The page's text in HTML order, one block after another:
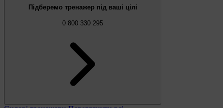
Підберемо тренажер під ваші цілі
0 800 330 295